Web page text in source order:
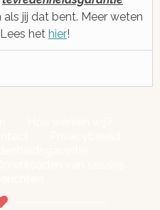
jij dat bent. Meer weten
het hier!